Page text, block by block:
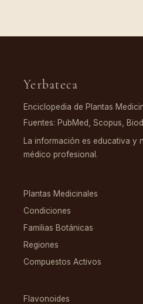
Yerbateca
Enciclopedia de Plantas
Fuentes: PubMed, Scopus,
La información es educativa y
médico profesional.
Plantas Medicinales
Condiciones
Familias Botánicas
Regiones
Compuestos Activos
Flavonoides